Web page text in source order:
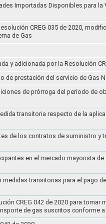
Importadas Disponibles para la
CREG 035 de 2020,
de Gas
y adicionada por la Resolución
de prestación del servicio de Gas
de prórroga del período de
transitoria respecto de la
de los contratos de suministro y
en el mercado mayorista
medidas transitorias para el pago
CREG 042 de 2020 para
de gas suscritos conforme